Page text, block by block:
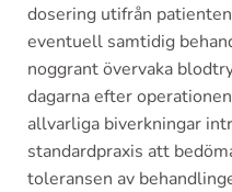
dosering utifrån
eventuell samtidig
noggrant övervaka
dagarna efter
allvarliga biverkningar
standardpraxis att
toleransen av